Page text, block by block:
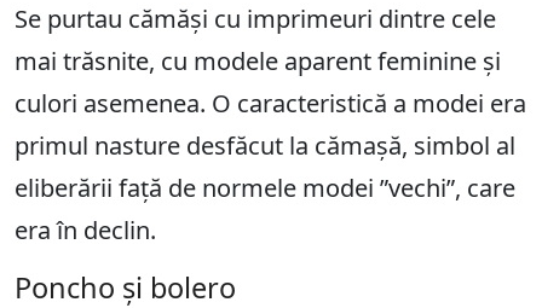
Se purtau cămăși cu imprimeuri dintre cele
mai trăsnite, cu modele aparent feminine și
culori asemenea. O caracteristică a modei era
primul nasture desfăcut la cămașă, simbol al
eliberării față de normele modei ”vechi”, care
era în declin.
Poncho și bolero